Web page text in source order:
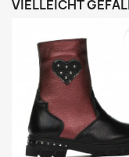
VIELLEICHT